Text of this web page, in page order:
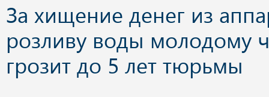
За хищение денег из
розливу воды молодому
грозит до 5 лет тюрьмы